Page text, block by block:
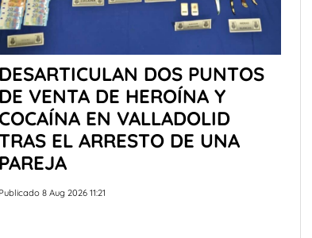
DESARTICULAN DOS PUNTOS
DE VENTA DE HEROÍNA Y
COCAÍNA EN VALLADOLID
EL ARRESTO DE UNA
PAREJA
Publicado 8 Aug 2026 11:21